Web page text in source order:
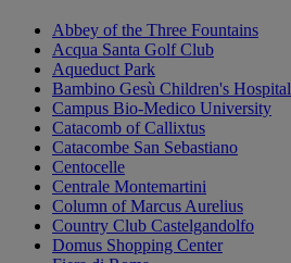
Abbey of the Three Fountains
Acqua Santa Golf Club
Aqueduct Park
Bambino Gesù Children's Hospital
Campus Bio-Medico University
Catacomb of Callixtus
Catacombe San Sebastiano
Centocelle
Centrale Montemartini
Column of Marcus Aurelius
Country Club Castelgandolfo
Domus Shopping Center